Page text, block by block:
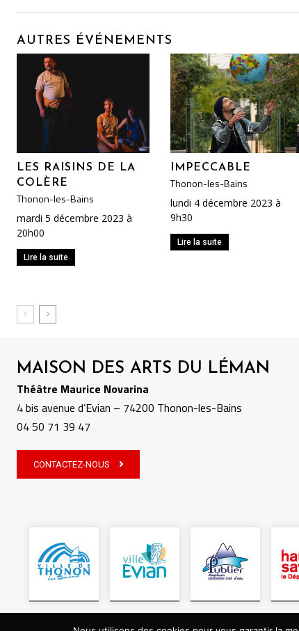
AUTRES ÉVÉNEMENTS
LES RAISINS DE LA
COLÈRE
Thonon-les-Bains
mardi 5 décembre 2023 à
20h00
Lire la suite
IMPECCABLE
Thonon-les-Bains
lundi 4 décembre 2023 à
9h30
Lire la suite
MAISON DES ARTS DU LÉMAN
Théâtre Maurice Novarina
4 bis avenue d’Evian – 74200 Thonon-les-Bains
04 50 71 39 47
CONTACTEZ-NOUS